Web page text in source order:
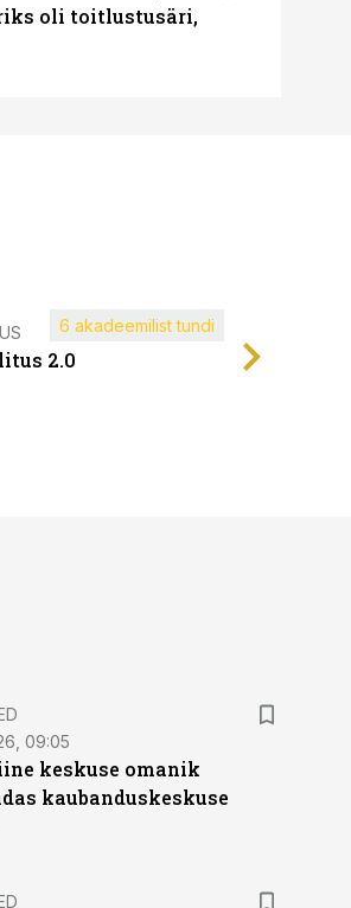
oli toitlustusäri,
2.0
6 akadeemilist tundi
09:05
keskuse omanik
kaubanduskeskuse